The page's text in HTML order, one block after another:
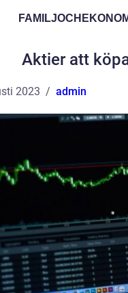
Aktier att
2023 admin